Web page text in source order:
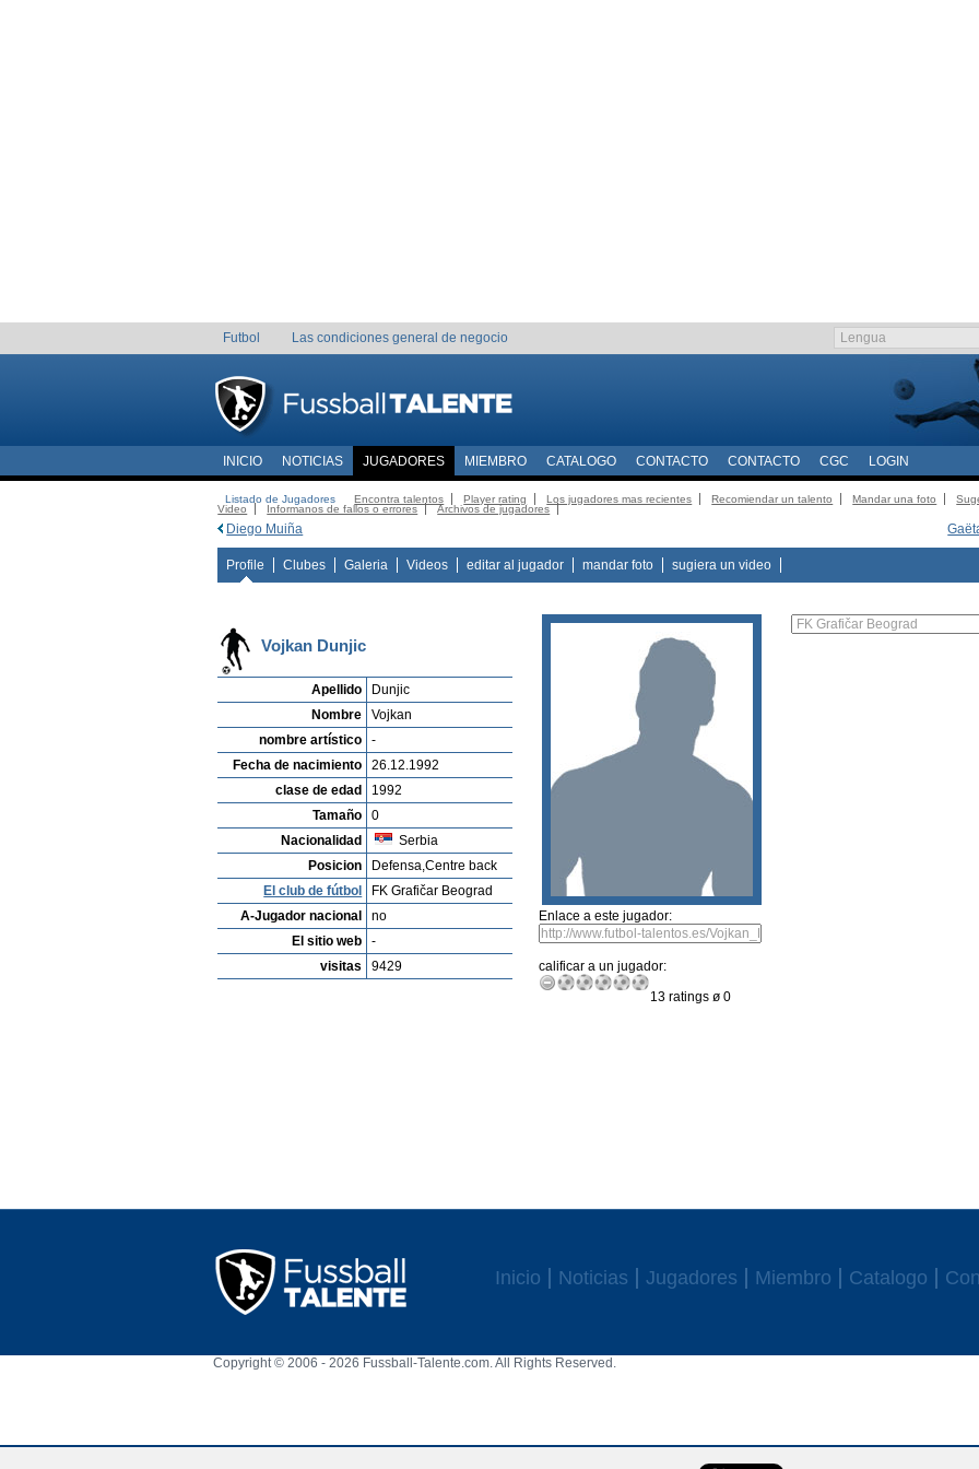
Futbol Las condiciones general de negocio
INICIO NOTICIAS JUGADORES MIEMBRO CATALOGO CONTACTO CONTACTO CGC LOGIN
Listado de Jugadores Encontra talentos Player rating Los jugadores mas recientes Recomiendar un talento Mandar una foto
Video
Informanos de fallos o errores Archivos de jugadores
Diego Muiña
Profile Clubes Galeria Videos editar al jugador mandar foto sugiera un video
Vojkan Dunjic
Apellido
Dunjic
Nombre
Vojkan
nombre artístico
-
Fecha de nacimiento
26.12.1992
clase de edad
1992
Tamaño
0
Nacionalidad
Serbia
Posicion
Defensa,Centre back
El club de fútbol
FK Grafičar Beograd
A-Jugador nacional
no
El sitio web
-
visitas
9429
Enlace a este jugador:
calificar a un jugador:
13 ratings ø 0
Inicio Noticias Jugadores Miembro Catalogo
Copyright © 2006 - 2026 Fussball-Talente.com. All Rights Reserved.